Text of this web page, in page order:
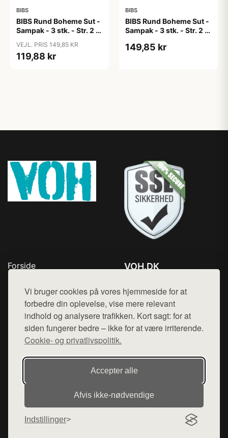
Vi bruger cookies på vores hjemmeside for at
forbedre din oplevelse, vise mere relevant
indhold og analysere trafikken. Kort sagt: for at
siden fungerer bedre – ikke for at være irriterende.
Cookie- og privatlivspolitik.
Accepter alle
Afvis ikke‑nødvendige
Indstillinger
BIBS
BIBS Rund Boheme Sut -
Sampak - 3 stk. - Str. 2 -
VEJL. PRIS 149,85 KR
119,88 kr
BIBS
BIBS Rund Boheme Sut -
Sampak - 3 stk. - Str. 2 -
149,85 kr
Forside
Top Rabatter
Kontakt
VOH.DK
Mail: hej@want.dk
Cookie- og privatlivspolitik
Denne side er en del af want.dk, der udgiver en række
hjemmesider med præsentation af forskellige produkter fra
diverse webshops. Der sælges ikke varer fra denne side - vi
henviser til de shops, som sælger varen. Vi har heller ikke
varerne på lager.